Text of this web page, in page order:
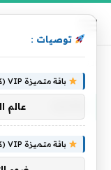
توصيات :
باقة متميزة VIP (كود: AA86842):
عالم
باقة متميزة VIP (كود: AA35872):